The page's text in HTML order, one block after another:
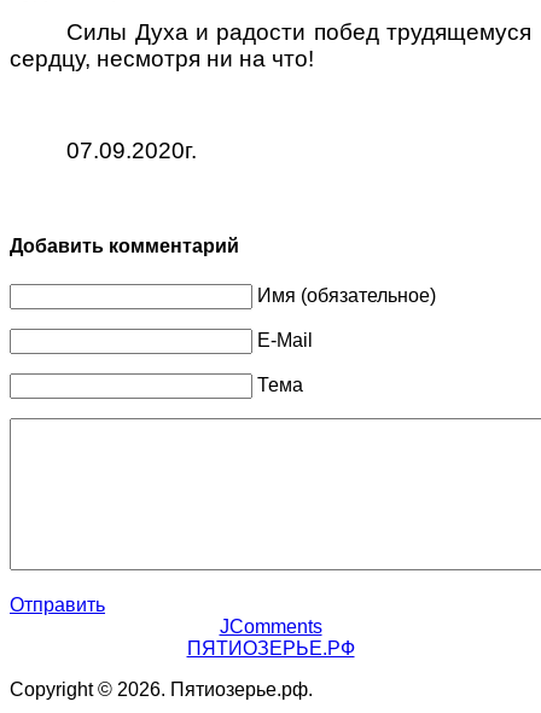
Силы Духа и радости побед трудящемуся
сердцу, несмотря ни на что!
07.09.2020г.
Добавить комментарий
Имя (обязательное)
E-Mail
Тема
Отправить
JComments
ПЯТИОЗЕРЬЕ.РФ
Copyright © 2026. Пятиозерье.рф.